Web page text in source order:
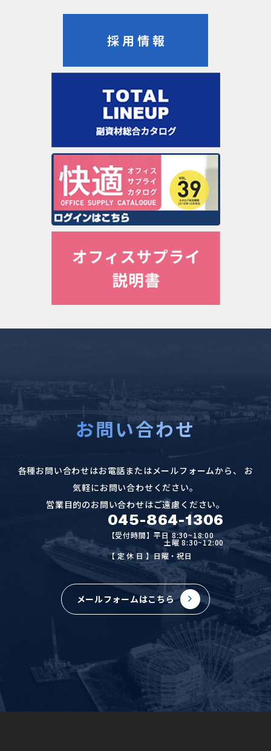
お問い合わせ
各種お問い合わせはお電話またはメールフォームから、
お
気軽にお問い合わせください。
営業目的のお問い合わせはご遠慮ください。
045-864-1306
【受付時間】平日 8:30~18:00
土曜 8:30~12:00
【定休日】日曜・祝日
メールフォームはこちら